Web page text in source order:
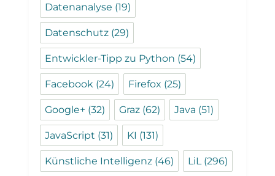
Datenanalyse (19)
Datenschutz (29)
Entwickler-Tipp zu Python (54)
Facebook (24) Firefox (25)
Google+ (32) Graz (62) Java (51)
JavaScript (31) KI (131)
Künstliche Intelligenz (46) LiL(296)